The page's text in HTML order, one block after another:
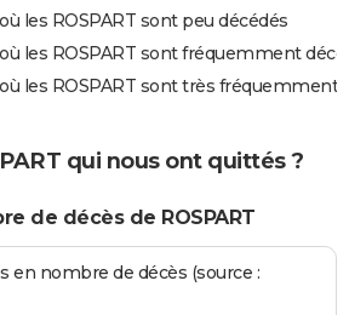
les ROSPART sont peu décédés
les ROSPART sont fréquemment
les ROSPART sont très fréquemment
qui nous ont quittés ?
de décès de ROSPART
en nombre de décès (source :